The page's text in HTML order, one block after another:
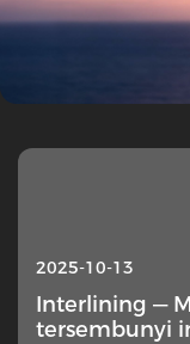
2025-10-13
Interlining —
tersembunyi